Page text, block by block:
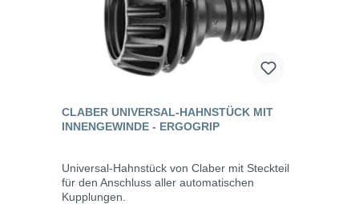
CLABER UNIVERSAL-HAHNSTÜCK MIT
INNENGEWINDE - ERGOGRIP
Universal-Hahnstück von Claber mit Steckteil
für den Anschluss aller automatischen
Kupplungen.